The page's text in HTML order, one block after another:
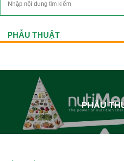
PHẪU THUẬT
PHẪU